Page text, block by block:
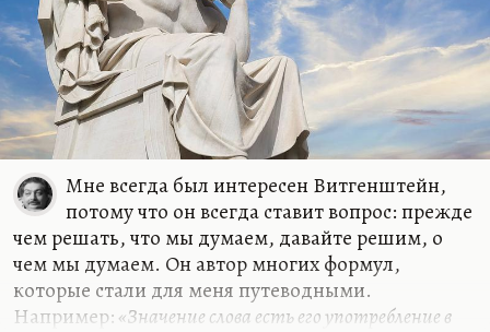
Мне всегда был интересен Витгенштейн,
потому что он всегда ставит вопрос: прежде
чем решать, что мы думаем, давайте решим, о
чем мы думаем. Он автор многих формул,
которые стали для меня путеводными.
Например:«Значение слова есть его употребление в